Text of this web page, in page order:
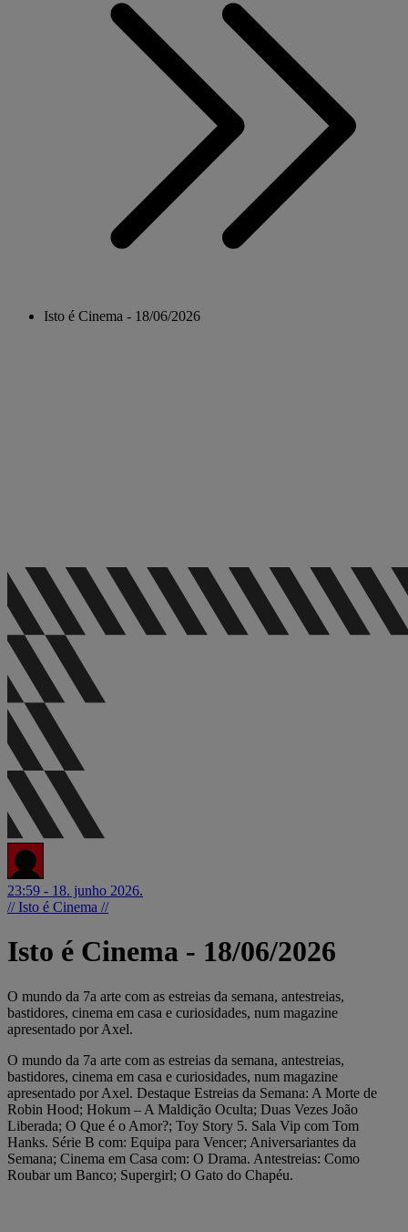
Isto é Cinema - 18/06/2026
23:59 - 18. junho 2026.
// Isto é Cinema //
Isto é Cinema - 18/06/2026
O mundo da 7a arte com as estreias da semana, antestreias,
bastidores, cinema em casa e curiosidades, num magazine
apresentado por Axel.
O mundo da 7a arte com as estreias da semana, antestreias,
bastidores, cinema em casa e curiosidades, num magazine
apresentado por Axel. Destaque Estreias da Semana: A Morte de
Robin Hood; Hokum – A Maldição Oculta; Duas Vezes João
Liberada; O Que é o Amor?; Toy Story 5. Sala Vip com Tom
Hanks. Série B com: Equipa para Vencer; Aniversariantes da
Semana; Cinema em Casa com: O Drama. Antestreias: Como
Roubar um Banco; Supergirl; O Gato do Chapéu.